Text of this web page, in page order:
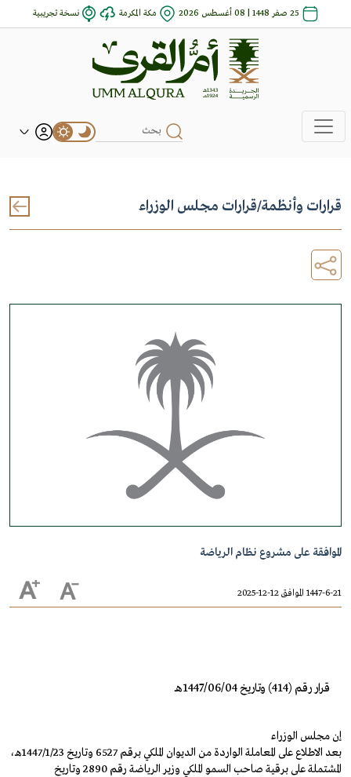
25 صفر 1448 | 08 أغسطس 2026 مكة المكرمة نسخة تجريبية
قرارات وأنظمة/قرارات مجلس الوزراء
الموافقة على مشروع نظام الرياضة
1447-6-21 الموافق 12-12-2025
قرار رقم (414) وتاريخ 1447/06/04هـ
إن مجلس الوزراء
بعد الاطلاع على المعاملة الواردة من الديوان الملكي برقم 6527 وتاريخ 1447/1/23هـ،
المشتملة على برقية صاحب السمو الملكي وزير الرياضة رقم 2890 وتاريخ